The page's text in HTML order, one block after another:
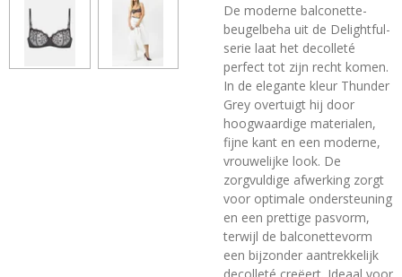
De moderne balconette-
beugelbeha uit de Delightful-
serie laat het decolleté
perfect tot zijn recht komen.
In de elegante kleur Thunder
Grey overtuigt hij door
hoogwaardige materialen,
fijne kant en een moderne,
vrouwelijke look. De
zorgvuldige afwerking zorgt
voor optimale ondersteuning
en een prettige pasvorm,
terwijl de balconettevorm
een bijzonder aantrekkelijk